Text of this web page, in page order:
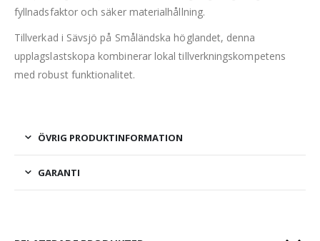
fyllnadsfaktor och säker materialhållning.
Tillverkad i Sävsjö på Småländska höglandet, denna
upplagslastskopa kombinerar lokal tillverkningskompetens
med robust funktionalitet.
ÖVRIG PRODUKTINFORMATION
GARANTI